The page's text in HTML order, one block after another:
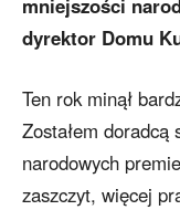
mniejszości
dyrektor Domu
Ten rok minął
Zostałem doradcą
narodowych
zaszczyt, więcej